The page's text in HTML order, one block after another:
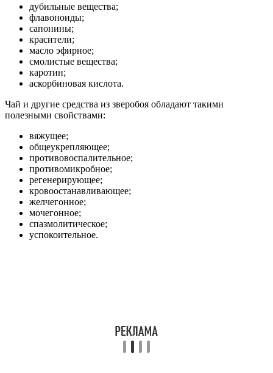
дубильные вещества;
флавоноиды;
сапонины;
красители;
масло эфирное;
смолистые вещества;
каротин;
аскорбиновая кислота.
Чай и другие средства из зверобоя обладают такими
полезными свойствами:
вяжущее;
общеукрепляющее;
противовоспалительное;
противомикробное;
регенерирующее;
кровоостанавливающее;
желчегонное;
мочегонное;
спазмолитическое;
успокоительное.